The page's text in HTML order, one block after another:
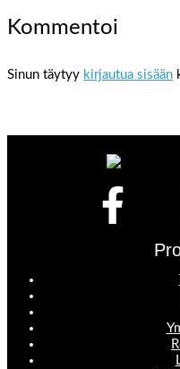
Kommentoi
Sinun täytyy kirjautua sisään